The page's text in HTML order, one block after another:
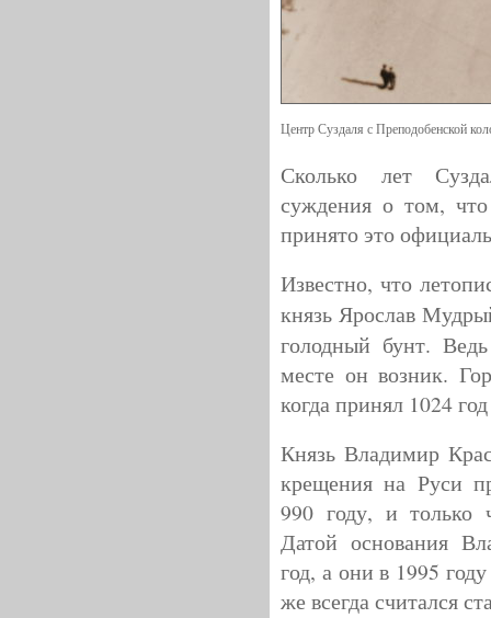
Центр Суздаля с Преподобенской
Сколько лет
суждения о том, что
принято это
Известно, что
князь Ярослав
голодный бунт.
месте он возник.
когда принял 1024
Князь Владимир
крещения на Руси
990 году, и только
Датой основания
год, а они в 1995
же всегда считался